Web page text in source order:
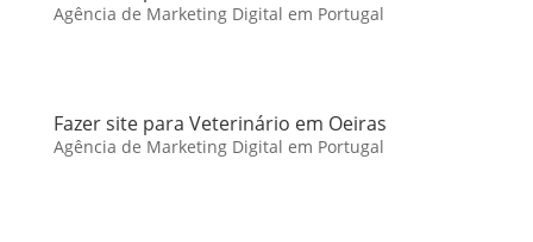
Agência de Marketing Digital em Portugal
Fazer site para Veterinário em Oeiras
Agência de Marketing Digital em Portugal